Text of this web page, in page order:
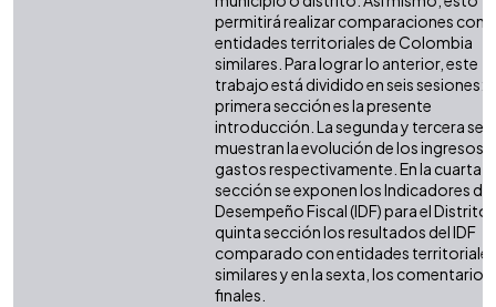
permitirá realizar comparaciones con
entidades territoriales de Colombia
similares. Para lograr lo anterior, este
trabajo está dividido en seis sesiones:
primera sección es la presente
introducción. La segunda y tercera
muestran la evolución de los ingresos
gastos respectivamente. En la cuarta
sección se exponen los Indicadores de
Desempeño Fiscal (IDF) para el Distrito.
quinta sección los resultados del IDF
comparado con entidades territoriales
similares y en la sexta, los comentarios
finales.